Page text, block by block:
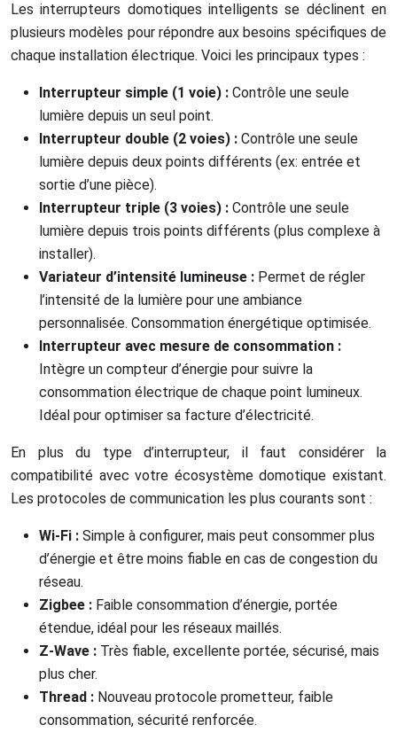
Les interrupteurs domotiques intelligents se déclinent en
plusieurs modèles pour répondre aux besoins spécifiques de
chaque installation électrique. Voici les principaux types :
Interrupteur simple (1 voie) : Contrôle une seule
lumière depuis un seul point.
Interrupteur double (2 voies) : Contrôle une seule
lumière depuis deux points différents (ex: entrée et
sortie d’une pièce).
Interrupteur triple (3 voies) : Contrôle une seule
lumière depuis trois points différents (plus complexe à
installer).
Variateur d’intensité lumineuse : Permet de régler
l’intensité de la lumière pour une ambiance
personnalisée. Consommation énergétique optimisée.
Interrupteur avec mesure de consommation :
Intègre un compteur d’énergie pour suivre la
consommation électrique de chaque point lumineux.
Idéal pour optimiser sa facture d’électricité.
En plus du type d’interrupteur, il faut considérer la
compatibilité avec votre écosystème domotique existant.
Les protocoles de communication les plus courants sont :
Wi-Fi : Simple à configurer, mais peut consommer plus
d’énergie et être moins fiable en cas de congestion du
réseau.
Zigbee : Faible consommation d’énergie, portée
étendue, idéal pour les réseaux maillés.
Z-Wave : Très fiable, excellente portée, sécurisé, mais
plus cher.
Thread : Nouveau protocole prometteur, faible
consommation, sécurité renforcée.